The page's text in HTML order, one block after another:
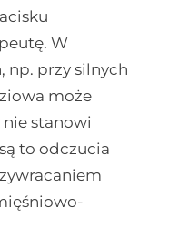
W
np. przy silnych
może
stanowi
to odczucia